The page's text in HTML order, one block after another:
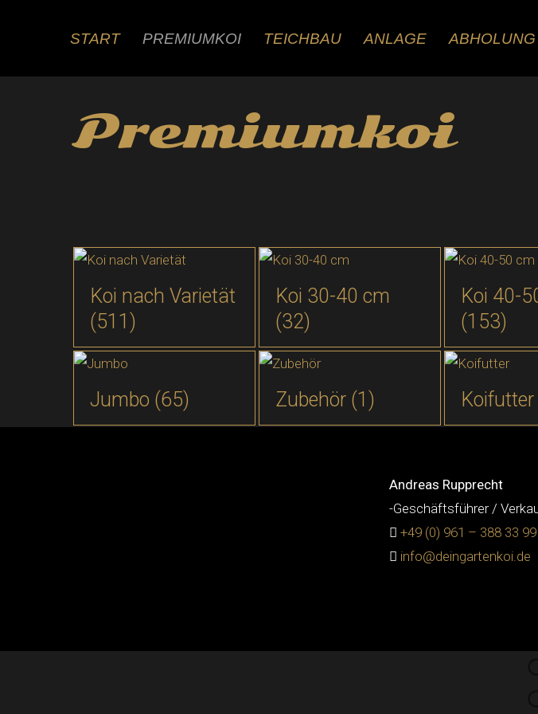
START PREMIUMKOI TEICHBAU ANLAGE ABHOLUNG
Premiumkoi
Koi nach Varietät
(511)
Koi 30-40 cm
(32)
Koi 40-
(153)
Jumbo (65) Zubehör (1) Koifutter
Andreas Rupprecht
-Geschäftsführer /
+49 (0) 961 – 388 33
info@deingartenkoi.de